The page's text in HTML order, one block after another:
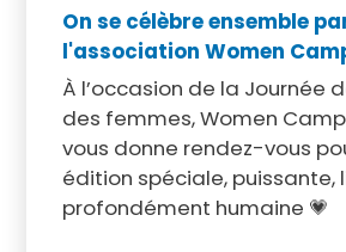
On se célèbre ensemble
l'association Women
À l’occasion de la Journée
des femmes, Women
vous donne rendez-vous
édition spéciale, puissante,
profondément humaine 💗